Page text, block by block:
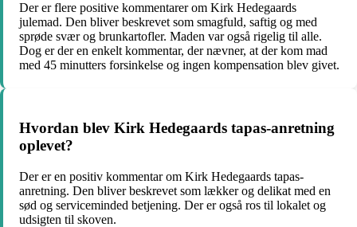
Der er flere positive kommentarer om Kirk Hedegaards
julemad. Den bliver beskrevet som smagfuld, saftig og med
sprøde svær og brunkartofler. Maden var også rigelig til alle.
Dog er der en enkelt kommentar, der nævner, at der kom mad
med 45 minutters forsinkelse og ingen kompensation blev givet.
Hvordan blev Kirk Hedegaards tapas-anretning
oplevet?
Der er en positiv kommentar om Kirk Hedegaards tapas-
anretning. Den bliver beskrevet som lækker og delikat med en
sød og serviceminded betjening. Der er også ros til lokalet og
udsigten til skoven.